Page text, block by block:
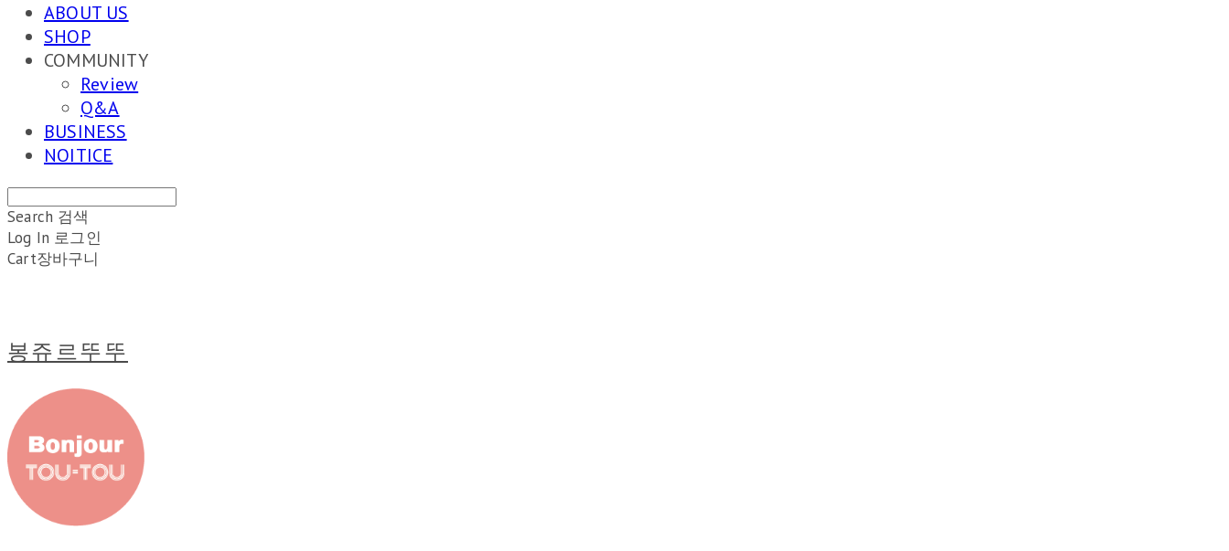
ABOUT US
SHOP
COMMUNITY
Review
Q&A
BUSINESS
NOITICE
Search 검색
Log In 로그인
Cart장바구니
봉쥬르뚜뚜